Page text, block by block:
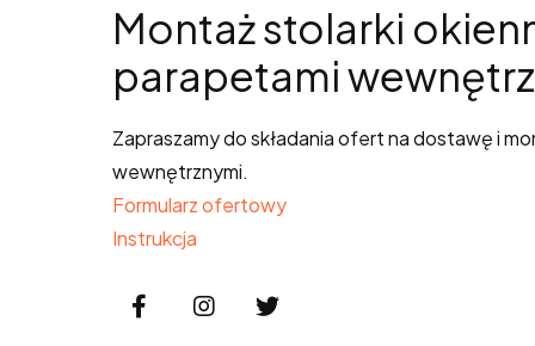
Montaż stolarki
parapetami
Zapraszamy do składania ofert na dostawę i
wewnętrznymi.
Formularz ofertowy
Instrukcja